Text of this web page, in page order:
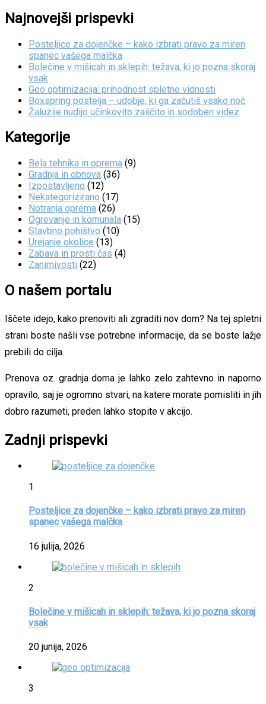
Najnovejši prispevki
Posteljice za dojenčke – kako izbrati pravo za miren
spanec vašega malčka
Bolečine v mišicah in sklepih: težava, ki jo pozna skoraj
vsak
Geo optimizacija: prihodnost spletne vidnosti
Boxspring postelja – udobje, ki ga začutiš vsako noč
Žaluzije nudijo učinkovito zaščito in sodoben videz
Kategorije
Bela tehnika in oprema (9)
Gradnja in obnova (36)
Izpostavljeno (12)
Nekategorizirano (17)
Notranja oprema (26)
Ogrevanje in komunala (15)
Stavbno pohištvo (10)
Urejanje okolice (13)
Zabava in prosti čas (4)
Zanimivosti (22)
O našem portalu
Iščete idejo, kako prenoviti ali zgraditi nov dom? Na tej spletni
strani boste našli vse potrebne informacije, da se boste lažje
prebili do cilja.
Prenova oz. gradnja doma je lahko zelo zahtevno in naporno
opravilo, saj je ogromno stvari, na katere morate pomisliti in jih
dobro razumeti, preden lahko stopite v akcijo.
Zadnji prispevki
1
Posteljice za dojenčke – kako izbrati pravo za miren
spanec vašega malčka
16 julija, 2026
2
Bolečine v mišicah in sklepih: težava, ki jo pozna skoraj
vsak
20 junija, 2026
3